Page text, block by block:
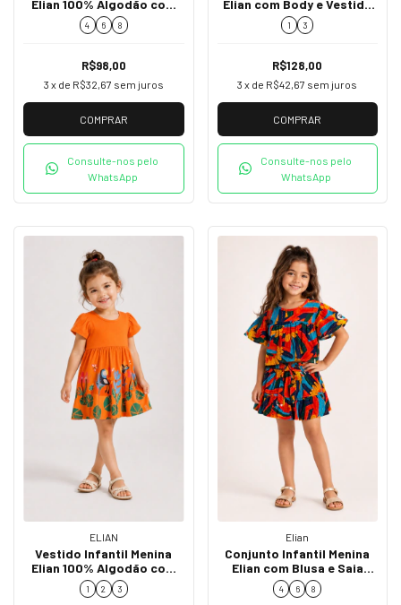
Elian 100% Algodão com
Estampa de Tucanos
232359
4 6 8
R$98,00
3 x de R$32,67 sem juros
COMPRAR
Consulte-nos pelo
WhatsApp
Elian com Body e Vestido
Salopete Bordado 71258
1 3
R$128,00
3 x de R$42,67 sem juros
COMPRAR
Consulte-nos pelo
WhatsApp
ELIAN
Vestido Infantil Menina
Elian 100% Algodão com
Estampa de Tucanos
232359
1 2 3
Elian
Conjunto Infantil Menina
Elian com Blusa e Saia
Estampada 232375
4 6 8